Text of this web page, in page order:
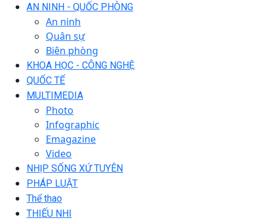
AN NINH - QUỐC PHÒNG
An ninh
Quân sự
Biên phòng
KHOA HỌC - CÔNG NGHỆ
QUỐC TẾ
MULTIMEDIA
Photo
Infographic
Emagazine
Video
NHỊP SỐNG XỨ TUYÊN
PHÁP LUẬT
Thể thao
THIẾU NHI